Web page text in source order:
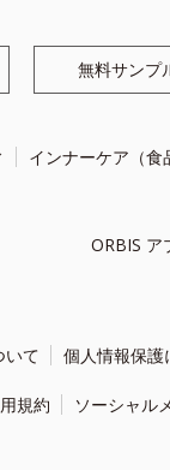
無料サンプ
インナーケア（食
ORBIS ア
いて 個人情報保護
規約 ソーシャル